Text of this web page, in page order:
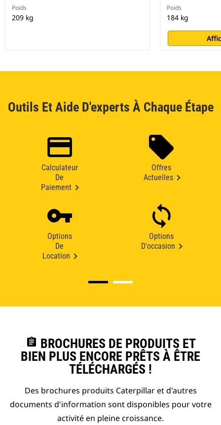
Poids
209 kg
Poids
184 kg
Outils Et Aide D'experts À Chaque Étape
Calculateur
De
Paiement
Offres
Actuelles
Options
De
Location
Options
D'occasion
assignment BROCHURES DE PRODUITS ET
BIEN PLUS ENCORE PRÊTS À ÊTRE
TÉLÉCHARGÉS !
Des brochures produits Caterpillar et d'autres
documents d'information sont disponibles pour votre
activité en pleine croissance.